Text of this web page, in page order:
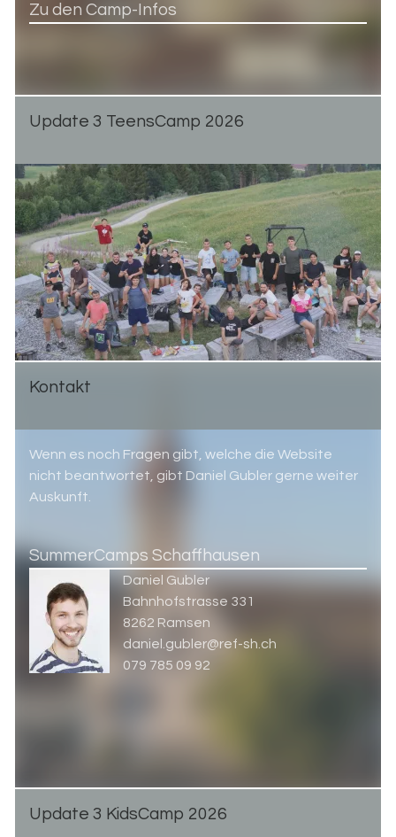
Zu den Camp-Infos
Up­date 3 Teen­s­Camp 2026
Kon­takt
Wenn es noch Fragen gibt, welche die Website
nicht beantwortet, gibt Daniel Gubler gerne weiter
Auskunft.
SummerCamps Schaffhausen
Daniel Gubler
Bahnhofstrasse 331
8262 Ramsen
daniel.gubler@ref-sh.ch
079 785 09 92
Up­date 3 Kid­s­Camp 2026